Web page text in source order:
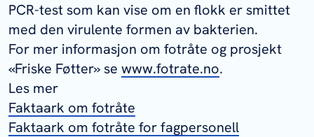
PCR-test som kan vise om en flokk er smittet
med den virulente formen av bakterien.
For mer informasjon om fotråte og prosjekt
«Friske Føtter» se www.fotrate.no.
Les mer
Faktaark om fotråte
Faktaark om fotråte for fagpersonell